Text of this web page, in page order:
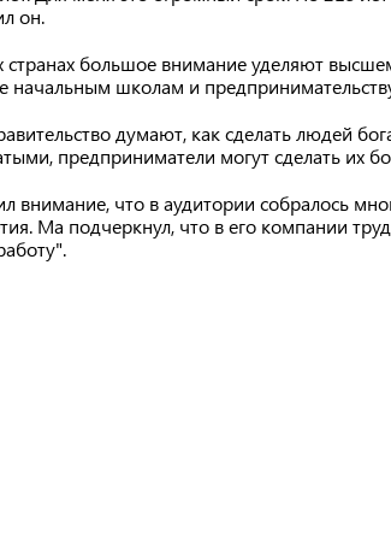
он.
странах большое внимание уделяют
начальным школам и
думают, как сделать людей
предприниматели могут сделать их
внимание, что в аудитории собралось
Ма подчеркнул, что в его компании